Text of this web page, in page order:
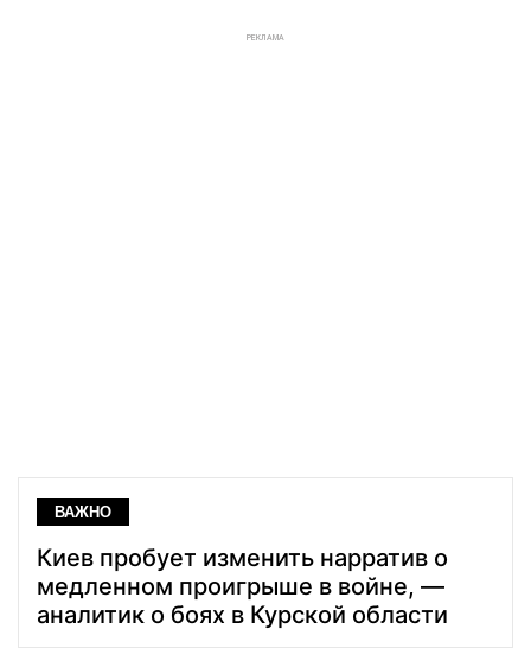
РЕКЛАМА
ВАЖНО
Киев пробует изменить нарратив о
медленном проигрыше в войне, —
аналитик о боях в Курской области